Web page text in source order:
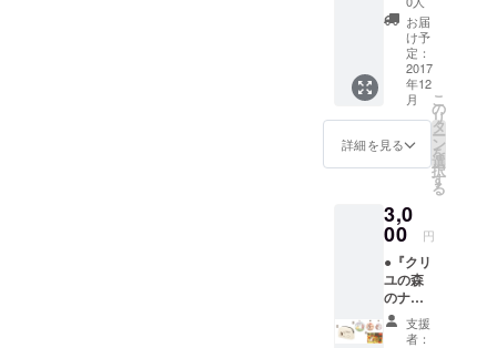
ケに、本格
的なキャラ
クタービジ
ネスの第一
歩を踏み出
したいで
す！
セット
①手書
きお礼
状 ②S
サイズ
トート
バック
（W30×
H20×D
10cm）
コット
ン生地
※写真は
イメー
ジで絵
柄の大
きさや
位置は
お届
け予
定：
2017
年12
月
詳細を見る
こ
の
リ
タ
ー
ン
を
選
択
す
る
3,0
00 円
●『クリ
ユの森
のナル
ビィ』
グッズ
支援
者：